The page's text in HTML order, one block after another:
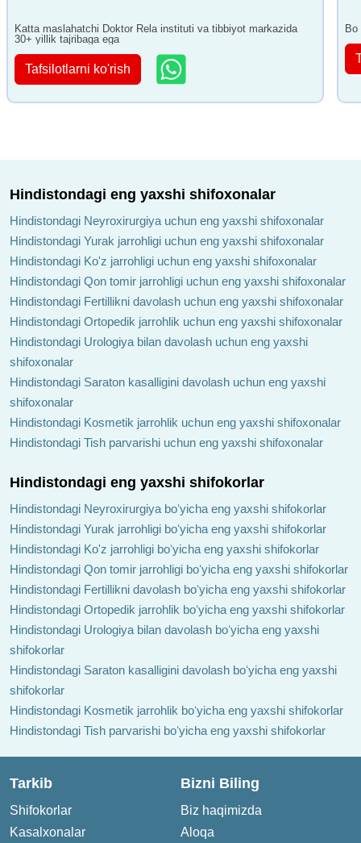
Katta maslahatchi Doktor Rela instituti va tibbiyot markazida
30+ yillik tajribaga ega
Tafsilotlarni ko'rish
Hindistondagi eng yaxshi shifoxonalar
Hindistondagi Neyroxirurgiya uchun eng yaxshi shifoxonalar
Hindistondagi Yurak jarrohligi uchun eng yaxshi shifoxonalar
Hindistondagi Ko'z jarrohligi uchun eng yaxshi shifoxonalar
Hindistondagi Qon tomir jarrohligi uchun eng yaxshi shifoxonalar
Hindistondagi Fertillikni davolash uchun eng yaxshi shifoxonalar
Hindistondagi Ortopedik jarrohlik uchun eng yaxshi shifoxonalar
Hindistondagi Urologiya bilan davolash uchun eng yaxshi
shifoxonalar
Hindistondagi Saraton kasalligini davolash uchun eng yaxshi
shifoxonalar
Hindistondagi Kosmetik jarrohlik uchun eng yaxshi shifoxonalar
Hindistondagi Tish parvarishi uchun eng yaxshi shifoxonalar
Hindistondagi eng yaxshi shifokorlar
Hindistondagi Neyroxirurgiya boʻyicha eng yaxshi shifokorlar
Hindistondagi Yurak jarrohligi boʻyicha eng yaxshi shifokorlar
Hindistondagi Ko'z jarrohligi boʻyicha eng yaxshi shifokorlar
Hindistondagi Qon tomir jarrohligi boʻyicha eng yaxshi shifokorlar
Hindistondagi Fertillikni davolash boʻyicha eng yaxshi shifokorlar
Hindistondagi Ortopedik jarrohlik boʻyicha eng yaxshi shifokorlar
Hindistondagi Urologiya bilan davolash boʻyicha eng yaxshi
shifokorlar
Hindistondagi Saraton kasalligini davolash boʻyicha eng yaxshi
shifokorlar
Hindistondagi Kosmetik jarrohlik boʻyicha eng yaxshi shifokorlar
Hindistondagi Tish parvarishi boʻyicha eng yaxshi shifokorlar
Tarkib
Shifokorlar
Kasalxonalar
Bizni Biling
Biz haqimizda
Aloqa